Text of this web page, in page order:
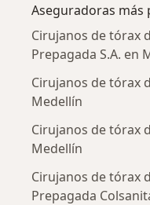
Aseguradoras más
Cirujanos de tórax
Prepagada S.A. en
Cirujanos de tórax
Medellín
Cirujanos de tórax
Medellín
Cirujanos de tórax
Prepagada